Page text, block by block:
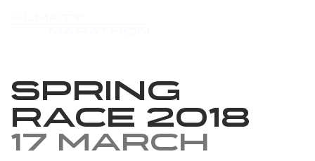
Spring
race 2018
17 March